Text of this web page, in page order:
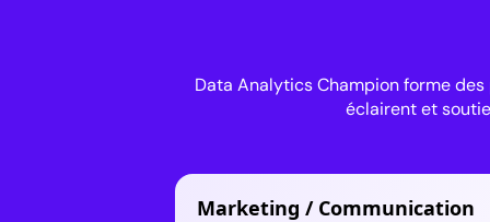
Data Analytics Champion forme
éclairent et
Marketing / Communication